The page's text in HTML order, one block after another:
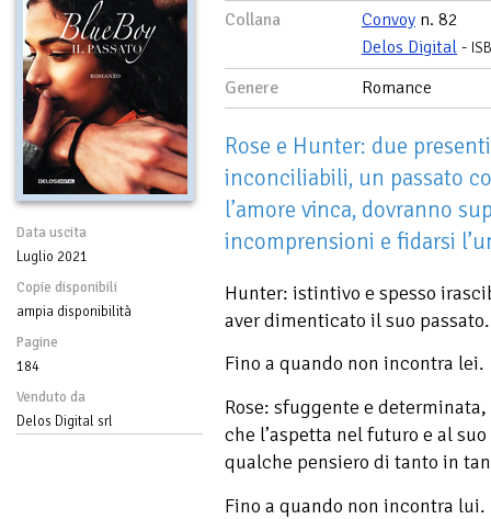
Data uscita
Luglio 2021
Copie disponibili
ampia disponibilità
Pagine
184
Venduto da
Delos Digital srl
Collana
Convoy n. 82
Delos Digital -
Genere Romance
Rose e Hunter: due
inconciliabili, un passato
l’amore vinca, dovranno
incomprensioni e fidarsi
Hunter: istintivo e spesso
aver dimenticato il suo passato.
Fino a quando non incontra lei.
Rose: sfuggente e
che l’aspetta nel futuro e al
qualche pensiero di tanto in
Fino a quando non incontra lui.